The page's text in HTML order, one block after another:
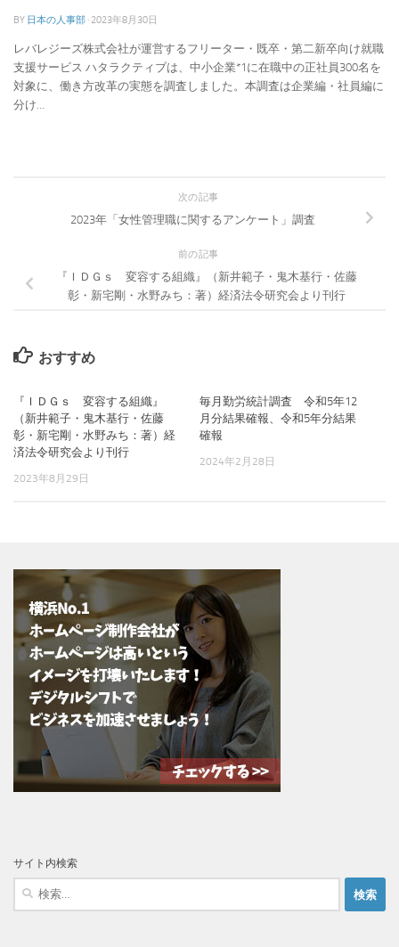
BY 日本の人事部 · 2023年8月30日
レバレジーズ株式会社が運営するフリーター・既卒・第二新卒向け就職
支援サービス ハタラクティブは、中小企業*1に在職中の正社員300名を
対象に、働き方改革の実態を調査しました。本調査は企業編・社員編に
分け...
次の記事
2023年「女性管理職に関するアンケート」調査
前の記事
『ＩＤＧｓ 変容する組織』（新井範子・鬼木基行・佐藤
彰・新宅剛・水野みち：著）経済法令研究会より刊行
おすすめ
『ＩＤＧｓ 変容する組織』
（新井範子・鬼木基行・佐藤
彰・新宅剛・水野みち：著）経
済法令研究会より刊行
2023年8月29日
毎月勤労統計調査 令和5年12
月分結果確報、令和5年分結果
確報
2024年2月28日
サイト内検索
検